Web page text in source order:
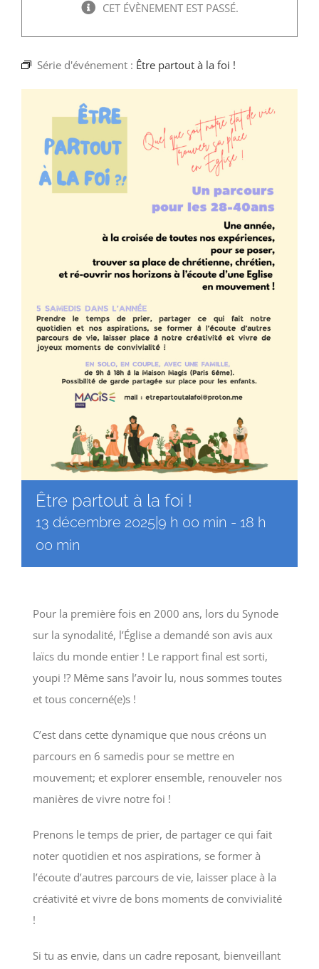
Magis Paris
Cowork Magis
JRS France
Réseau Magis
CET ÉVÈNEMENT EST PASSÉ.
Série d'événement : Être partout à la foi !
Être partout à la foi !
13 décembre 2025|9 h 00 min - 18 h
00 min
Pour la première fois en 2000 ans, lors du Synode
sur la synodalité, l’Église a demandé son avis aux
laïcs du monde entier ! Le rapport final est sorti,
youpi !? Même sans l’avoir lu, nous sommes toutes
et tous concerné(e)s !
C’est dans cette dynamique que nous créons un
parcours en 6 samedis pour se mettre en
mouvement; et explorer ensemble, renouveler nos
manières de vivre notre foi !
Prenons le temps de prier, de partager ce qui fait
noter quotidien et nos aspirations, se former à
l’écoute d’autres parcours de vie, laisser place à la
créativité et vivre de bons moments de convivialité
!
Si tu as envie, dans un cadre reposant, bienveillant